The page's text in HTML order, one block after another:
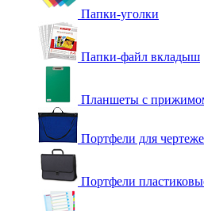
Папки-уголки
Папки-файл вкладыш
Планшеты с
Портфели для
Портфели